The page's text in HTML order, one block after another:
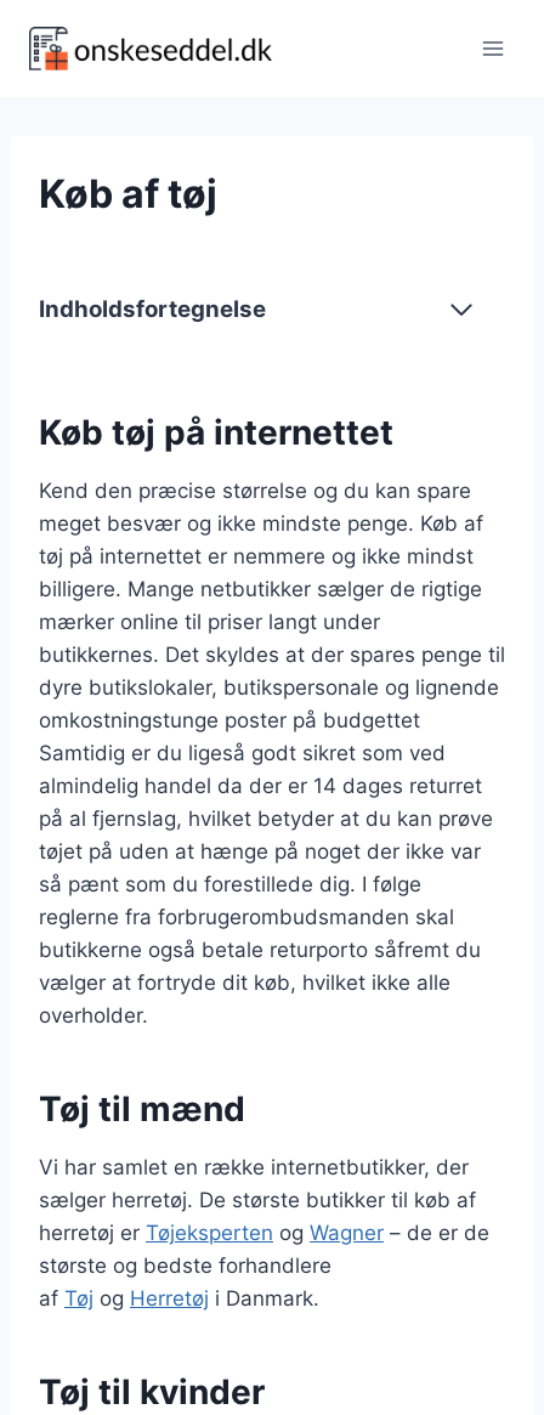
Køb af tøj
Indholdsfortegnelse
Køb tøj på internettet
Kend den præcise størrelse og du kan spare
meget besvær og ikke mindste penge. Køb af
tøj på internettet er nemmere og ikke mindst
billigere. Mange netbutikker sælger de rigtige
mærker online til priser langt under
butikkernes. Det skyldes at der spares penge til
dyre butikslokaler, butikspersonale og lignende
omkostningstunge poster på budgettet
Samtidig er du ligeså godt sikret som ved
almindelig handel da der er 14 dages returret
på al fjernslag, hvilket betyder at du kan prøve
tøjet på uden at hænge på noget der ikke var
så pænt som du forestillede dig. I følge
reglerne fra forbrugerombudsmanden skal
butikkerne også betale returporto såfremt du
vælger at fortryde dit køb, hvilket ikke alle
overholder.
Tøj til mænd
Vi har samlet en række internetbutikker, der
sælger herretøj. De største butikker til køb af
herretøj er Tøjeksperten og Wagner – de er de
største og bedste forhandlere
af Tøj og Herretøj i Danmark.
Tøj til kvinder